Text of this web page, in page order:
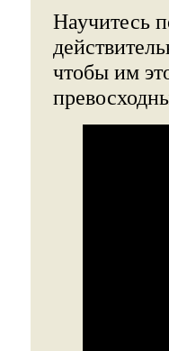
Научитесь
чтобы им